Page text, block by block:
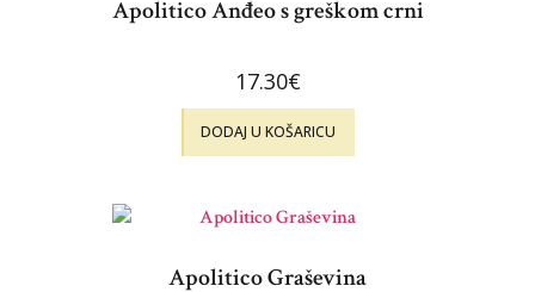
Apolitico Anđeo s greškom crni
17.30€
DODAJ U KOŠARICU
Apolitico Graševina